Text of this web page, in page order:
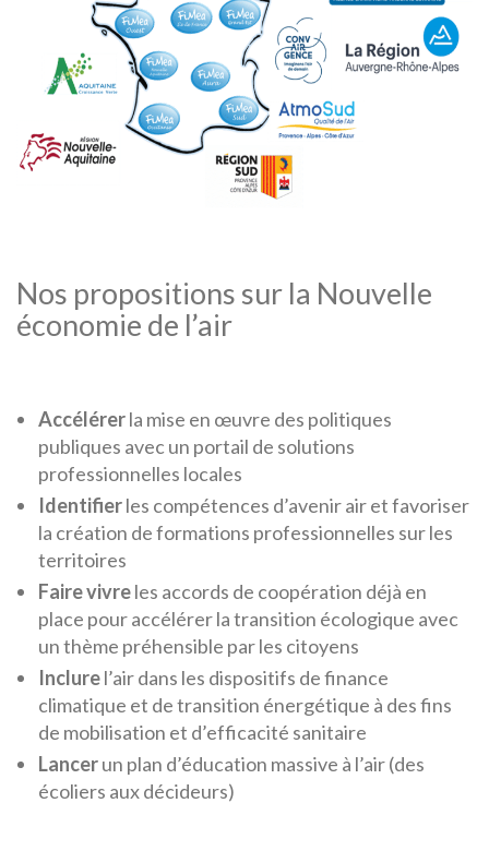
Nos propositions sur la Nouvelle
économie de l’air
Accélérerla mise en œuvre des politiques
publiques avec un portail de solutions
professionnelles locales
Identifierles compétences d’avenir air et favoriser
la création de formations professionnelles sur les
territoires
Faire vivreles accords de coopération déjà en
place pour accélérer la transition écologique avec
un thème préhensible par les citoyens
Inclurel’air dans les dispositifs de finance
climatique et de transition énergétique à des fins
de mobilisation et d’efficacité sanitaire
Lancerun plan d’éducation massive à l’air (des
écoliers aux décideurs)